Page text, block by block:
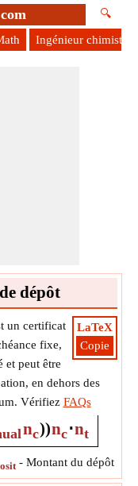
🔍
Ingénieur chimiste
dépôt
LaTeX
Copie
un certificat
fixe,
et peut être
en dehors des
Vérifiez FAQs
nc))nc⋅nt
- Montant du dépôt